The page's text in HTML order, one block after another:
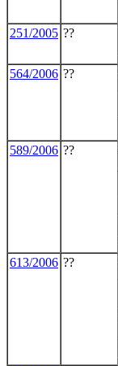
251/2005 ??
564/2006 ??
589/2006 ??
613/2006 ??